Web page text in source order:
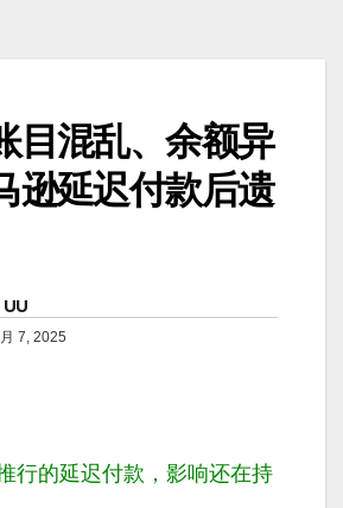
目混乱、余额异
逊延迟付款后遗
UU
7, 2025
行的延迟付款，影响还在持